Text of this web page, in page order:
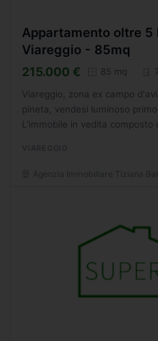
Appartamento oltre 5
Viareggio - 85mq
215.000 € 85 mq
Viareggio, zona ex campo
pineta, vendesi luminoso
L'immobile in vedita composto